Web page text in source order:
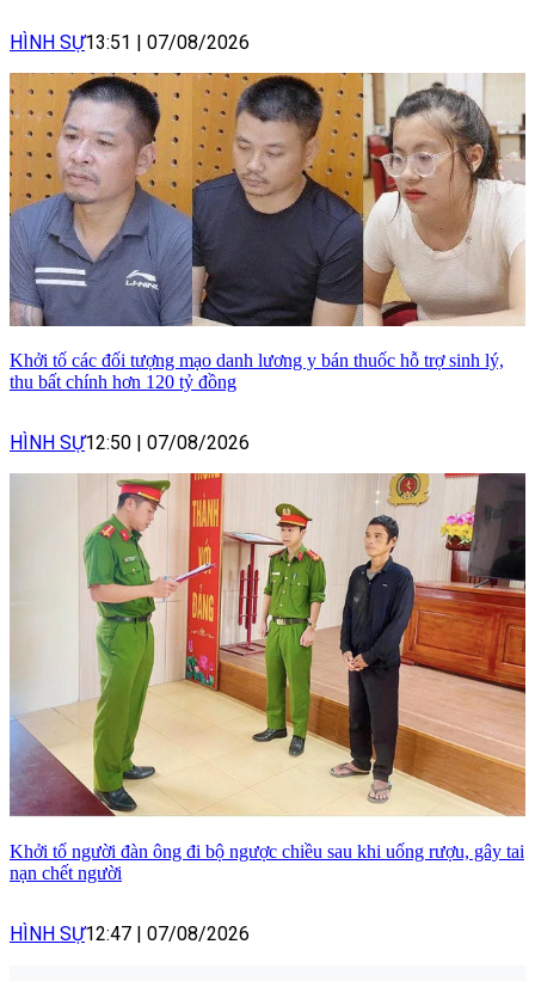
HÌNH SỰ13:51 | 07/08/2026
Khởi tố các đối tượng mạo danh lương y bán thuốc hỗ trợ sinh lý,
thu bất chính hơn 120 tỷ đồng
HÌNH SỰ12:50 07/08/2026
Khởi tố người đàn ông đi bộ ngược chiều sau khi uống rượu, gây tai
nạn chết người
HÌNH SỰ12:47 07/08/2026